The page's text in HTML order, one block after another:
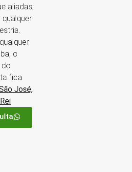
aliadas,
qualquer
o
fica
José,